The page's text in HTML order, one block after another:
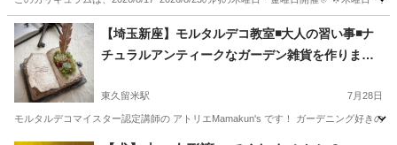
埼玉 さいたま市 与野駅 ものづくり 絵の具
【埼玉新座】モルタルデコ教室◾️大人の習い事◾️ナ
チュラルアンティークなガーデン雑貨を作りませ
東久留米駅 7月28日
モルタルデコマイスター認定講師の アトリエMamakun's です！ ガーデニング好きの